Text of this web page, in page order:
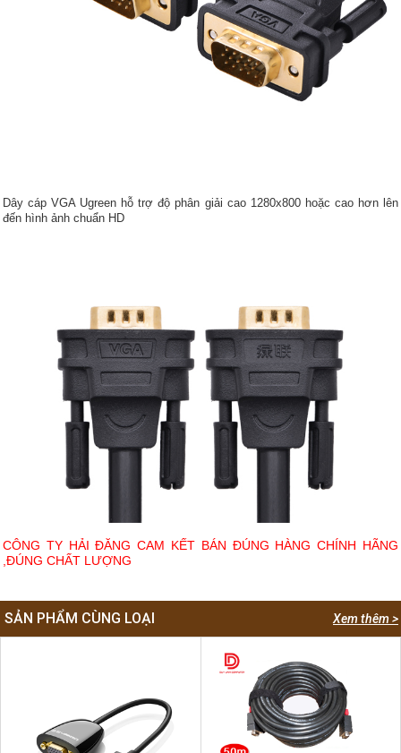
Dây cáp VGA Ugreen hỗ trợ độ phân giải cao 1280x800 hoặc cao hơn lên
đến hình ảnh chuẩn HD
CÔNG TY HẢI ĐĂNG CAM KẾT BÁN ĐÚNG HÀNG CHÍNH HÃNG
,ĐÚNG CHẤT LƯỢNG
Xem thêm >
SẢN PHẨM CÙNG LOẠI